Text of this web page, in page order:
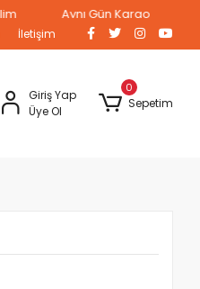
Aynı Gün Kargo
İletişim
Giriş Yap
Üye Ol
0
Sepetim